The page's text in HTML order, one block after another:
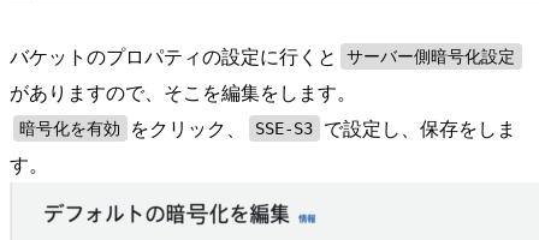
バケットのプロパティの設定に行くと サーバー側暗号化設定
がありますので、そこを編集をします。
暗号化を有効 をクリック、 SSE-S3
で設定し、保存をしま
す。